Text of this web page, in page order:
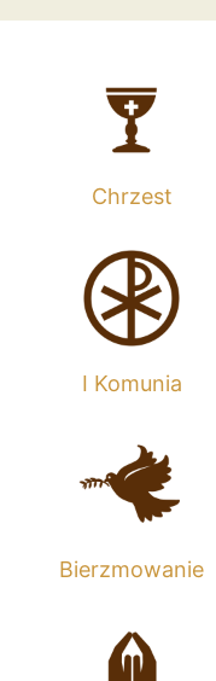
Chrzest
I Komunia
Bierzmowanie